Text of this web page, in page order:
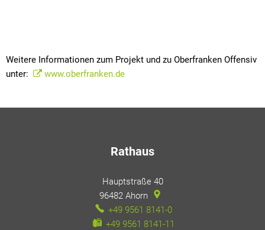
Weitere Informationen zum Projekt und zu Oberfranken Offensiv
unter:
www.oberfranken.de
Rathaus
Hauptstraße 40
96482 Ahorn
+49 9561 8141-0
+49 9561 8141-11